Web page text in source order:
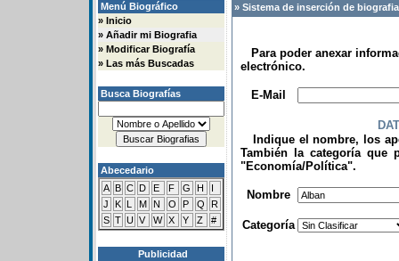
Menú Biográfico
» Inicio
» Añadir mi Biografia
» Modificar Biografía
» Las más Buscadas
Busca Biografías
Abecedario
A B C D E F G H
I
J
K L M N O P Q
R
S T U V W X Y Z #
Publicidad
» Sistema de inserción de
Para poder anexar
electrónico.
E-Mail
Indique el nombre, los
También la categoría que
"Economía/Política".
Nombre
Categoría